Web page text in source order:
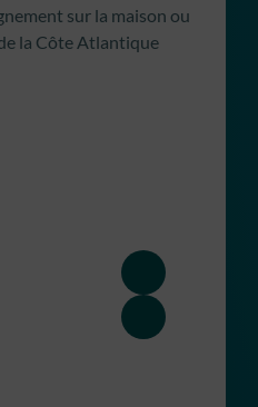
sur la maison ou
la Côte Atlantique